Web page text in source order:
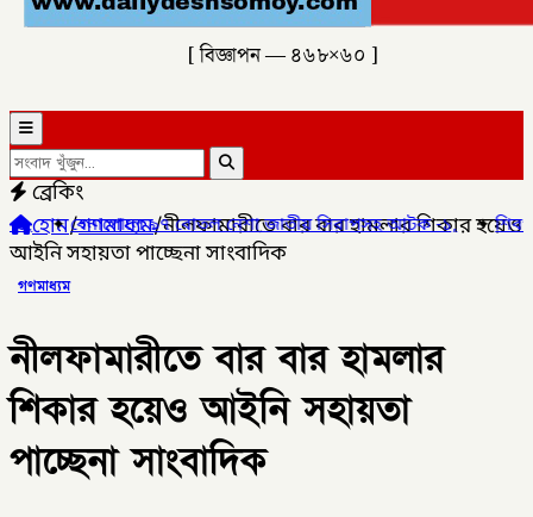
[ বিজ্ঞাপন — ৪৬৮×৬০ ]
ব্রেকিং
৯৭ বোতল নেশা জাতীয় সিরাপসহ আটক -১,✦শিবগঞ্জে এসএসসিতে এক
হোম/গণমাধ্যম/নীলফামারীতে বার বার হামলার শিকার হয়েও
আইনি সহায়তা পাচ্ছেনা সাংবাদিক
গণমাধ্যম
নীলফামারীতে বার বার হামলার
শিকার হয়েও আইনি সহায়তা
পাচ্ছেনা সাংবাদিক